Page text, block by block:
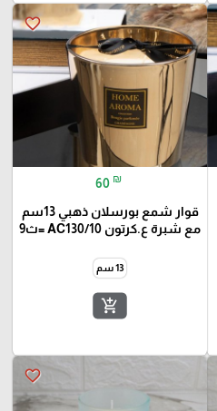
favorite_border
60 ₪
قوار شمع بورسلان ذهبي 13سم
مع شبرة ع.كرتون AC130/10 =ث9
13 سم
add_shopping_cart
favorite_border